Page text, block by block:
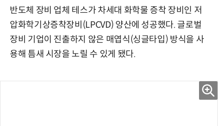
반도체 장비 업체 테스가 차세대 화학물 증착 장비인 저
압화학기상증착장비(LPCVD) 양산에 성공했다. 글로벌
장비 기업이 진출하지 않은 매엽식(싱글타입) 방식을 사
용해 틈새 시장을 노릴 수 있게 됐다.